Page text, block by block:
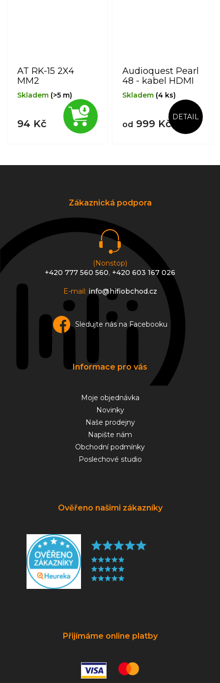
AT RK-15 2X4
MM2
Skladem (>5 m)
94 Kč
Audioquest Pearl
48 - kabel HDMI
Skladem (4 ks)
od 999 Kč
DETAIL
Zákaznická podpora
(Nonstop)
+420 777 560 560, +420 603 167 026
E-mail: info@hifiobchod.cz
Sledujte nás na Facebooku
Informace pro vás
Moje objednávka
Novinky
Naše prodejny
Napište nám
Obchodní podmínky
Poslechové studio
Ověřeno našimi zákazníky
Přijímáme online platby